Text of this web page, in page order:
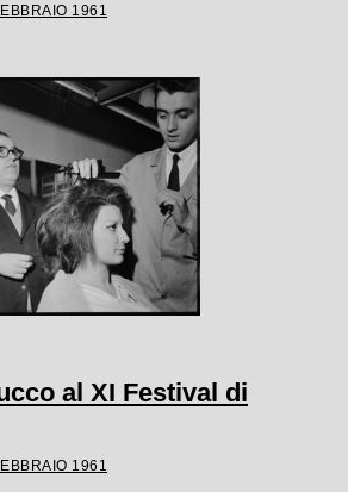
1961
al XI Festival di
1961